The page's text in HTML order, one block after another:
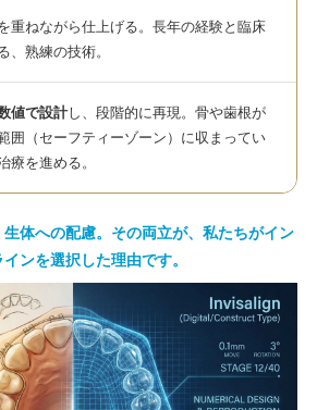
重ねながら仕上げる。長年の経験と臨床
、熟練の技術。
値で設計し、段階的に再現。骨や歯根が
囲（セーフティーゾーン）に収まってい
療を進める。
体への配慮。その両立が、私たちがイン
インを選択した理由です。